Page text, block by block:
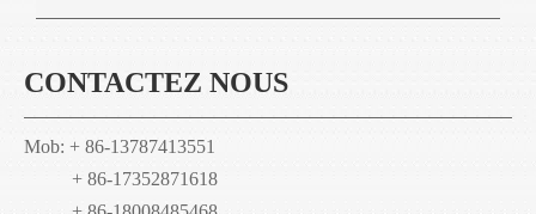
CONTACTEZ NOUS
Mob: + 86-13787413551
+ 86-17352871618